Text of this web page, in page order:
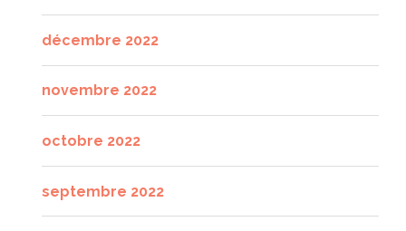
décembre 2022
novembre 2022
octobre 2022
septembre 2022